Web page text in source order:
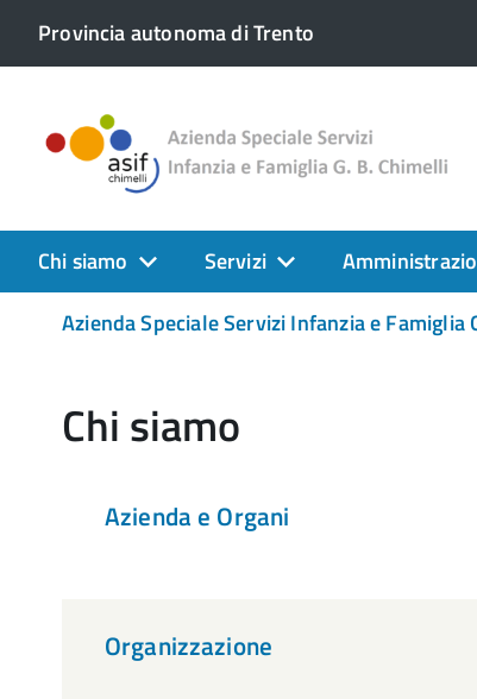
Provincia autonoma di Trento
Chi siamo Servizi
Azienda Speciale Servizi Infanzia e Famiglia
Chi siamo
Azienda e Organi
Organizzazione